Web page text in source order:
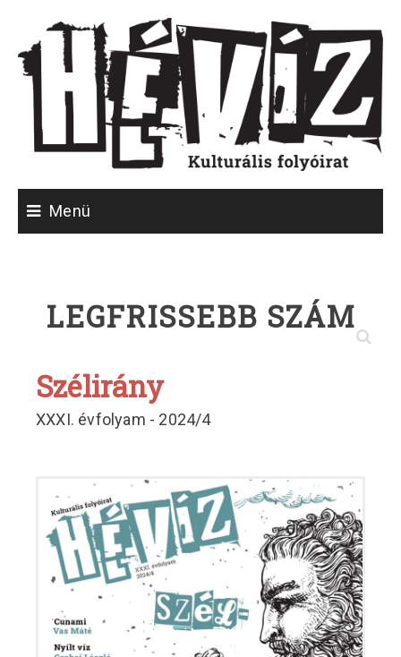
content
Menü
LEGFRISSEBB SZÁM
Szélirány
XXXI. évfolyam - 2024/4